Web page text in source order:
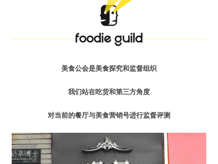
水区
美食公会是美食探究和监督组织
我们站在吃货和第三方角度
对当前的餐厅与美食营销号进行监督评测